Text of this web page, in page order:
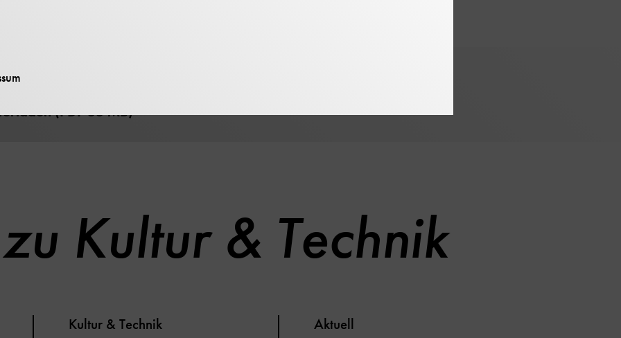
(PDF 33 MB)
Kultur & Technik
Kultur & Technik Aktuell